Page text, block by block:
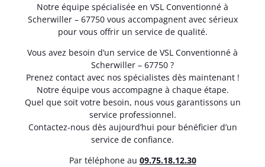
Notre équipe spécialisée en VSL Conventionné à
Scherwiller – 67750 vous accompagnent avec sérieux
pour vous offrir un service de qualité.
Vous avez besoin d’un service de VSL Conventionné à
Scherwiller – 67750 ?
Prenez contact avec nos spécialistes dès maintenant !
Notre équipe vous accompagne à chaque étape.
Quel que soit votre besoin, nous vous garantissons un
service professionnel.
Contactez-nous dès aujourd’hui pour bénéficier d’un
service de confiance.
Par téléphone au 09.75.18.12.30